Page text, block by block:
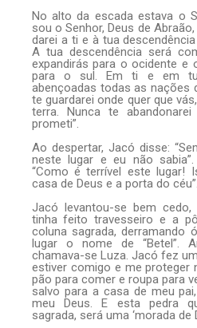
No alto da escada estava o
sou o Senhor, Deus de
darei a ti e à tua
A tua descendência será
expandirás para o ocidente e
para o sul. Em ti e em
abençoadas todas as nações
te guardarei onde quer que
terra. Nunca te
prometi”.
Ao despertar, Jacó disse:
neste lugar e eu não
“Como é terrível este lugar!
casa de Deus e a porta do céu”.
Jacó levantou-se bem
tinha feito travesseiro e a
coluna sagrada, derramando
lugar o nome de “Betel”.
chamava-se Luza. Jacó fez
estiver comigo e me proteger
pão para comer e roupa para
salvo para a casa de meu
meu Deus. E esta pedra
sagrada, será uma ‘morada de